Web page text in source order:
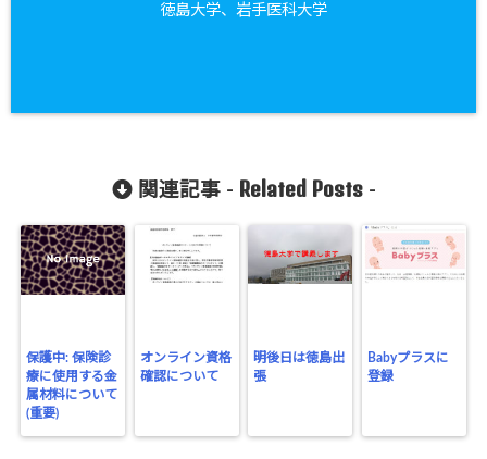
徳島大学、岩手医科大学
関連記事 - Related Posts-
保護中: 保険診
療に使用する金
属材料について
(重要)
オンライン資格
確認について
明後日は徳島出
張
Babyプラスに
登録